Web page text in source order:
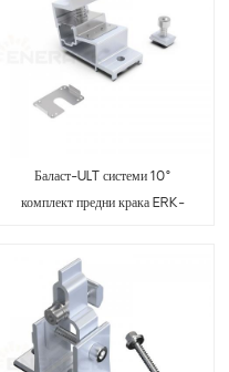
Баласт-ULT системи 10°
комплект предни крака ERK-